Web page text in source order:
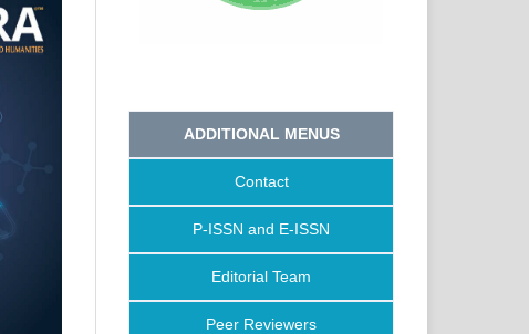
ADDITIONAL MENUS
Contact
P-ISSN and E-ISSN
Editorial Team
Peer Reviewers